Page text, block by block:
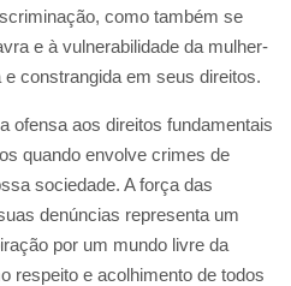
como também se
e à vulnerabilidade da mulher-
constrangida em seus direitos.
ofensa aos direitos fundamentais
quando envolve crimes de
sociedade. A força das
denúncias representa um
por um mundo livre da
respeito e acolhimento de todos